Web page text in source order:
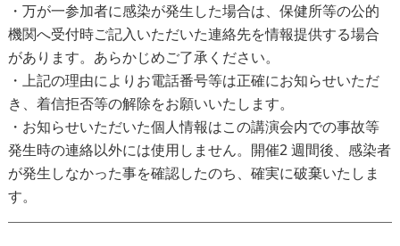
・万が一参加者に感染が発生した場合は、保健所等の公的
機関へ受付時ご記入いただいた連絡先を情報提供する場合
があります。あらかじめご了承ください。
・上記の理由によりお電話番号等は正確にお知らせいただ
き、着信拒否等の解除をお願いいたします。
・お知らせいただいた個人情報はこの講演会内での事故等
発生時の連絡以外には使用しません。開催2 週間後、感染者
が発生しなかった事を確認したのち、確実に破棄いたしま
す。